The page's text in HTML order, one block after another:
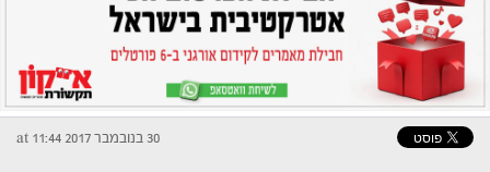
30 בנובמבר 2017 at 11:44